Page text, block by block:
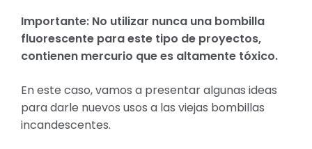
Importante: No utilizar nunca una bombilla
fluorescente para este tipo de proyectos,
contienen mercurio que es altamente tóxico.
En este caso, vamos a presentar algunas ideas
para darle nuevos usos a las viejas bombillas
incandescentes.